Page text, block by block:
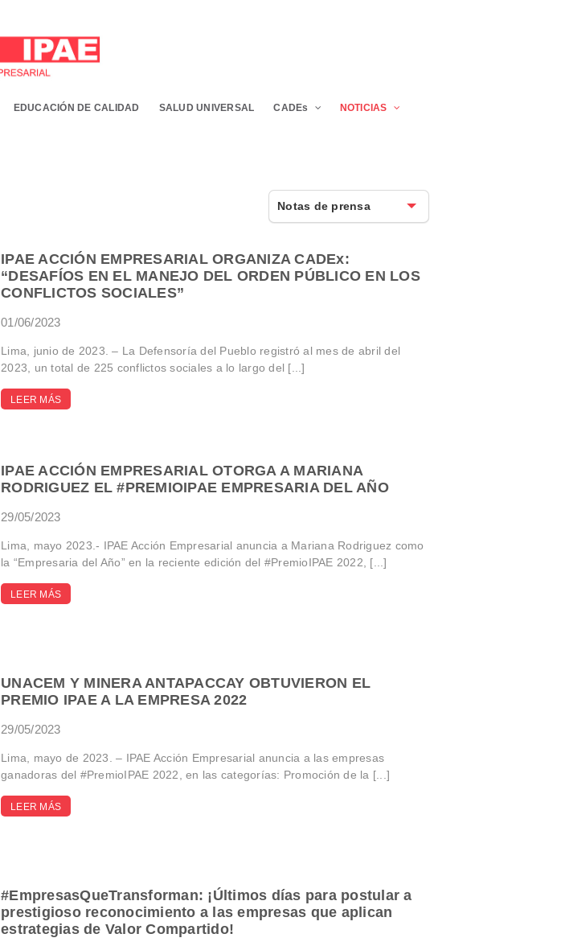
EDUCACIÓN DE CALIDAD SALUD UNIVERSAL CADEs NOTICIAS
Notas de prensa
IPAE ACCIÓN EMPRESARIAL ORGANIZA CADEx:
“DESAFÍOS EN EL MANEJO DEL ORDEN PÚBLICO EN LOS
CONFLICTOS SOCIALES”
01/06/2023
Lima, junio de 2023. – La Defensoría del Pueblo registró al mes de abril del
2023, un total de 225 conflictos sociales a lo largo del [...]
LEER MÁS
IPAE ACCIÓN EMPRESARIAL OTORGA A MARIANA
RODRIGUEZ EL #PREMIOIPAE EMPRESARIA DEL AÑO
29/05/2023
Lima, mayo 2023.- IPAE Acción Empresarial anuncia a Mariana Rodriguez como
la “Empresaria del Año” en la reciente edición del #PremioIPAE 2022, [...]
LEER MÁS
UNACEM Y MINERA ANTAPACCAY OBTUVIERON EL
PREMIO IPAE A LA EMPRESA 2022
29/05/2023
Lima, mayo de 2023. – IPAE Acción Empresarial anuncia a las empresas
ganadoras del #PremioIPAE 2022, en las categorías: Promoción de la [...]
LEER MÁS
#EmpresasQueTransforman: ¡Últimos días para postular a
prestigioso reconocimiento a las empresas que aplican
estrategias de Valor Compartido!